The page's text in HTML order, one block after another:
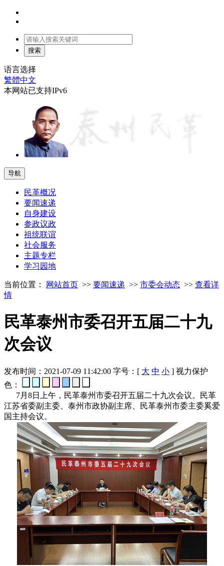
语言选择
繁體中文
本网站已支持IPv6
导航
民革概况
要闻速递
自身建设
参政议政
祖统联谊
社会服务
主题专栏
学习园地
当前位置： 网站首页 >> 要闻速递 >> 市委会动态 >> 查看详
情
民革泰州市委召开五届二十九
次会议
发布时间：2021-07-09 11:42:00 字号：[ 大 中 小 ] 视力保护
色：
7月8日上午，民革泰州市委召开五届二十九次会议。民革
江苏省委副主委、泰州市政协副主席、民革泰州市委主委奚爱
国主持会议。